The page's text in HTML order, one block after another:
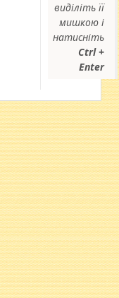
виділіть її
мишкою і
натисніть
Ctrl +
Enter